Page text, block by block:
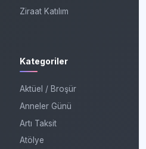
Ziraat Katılım
Kategoriler
Aktüel / Broşür
Anneler Günü
Artı Taksit
Atölye